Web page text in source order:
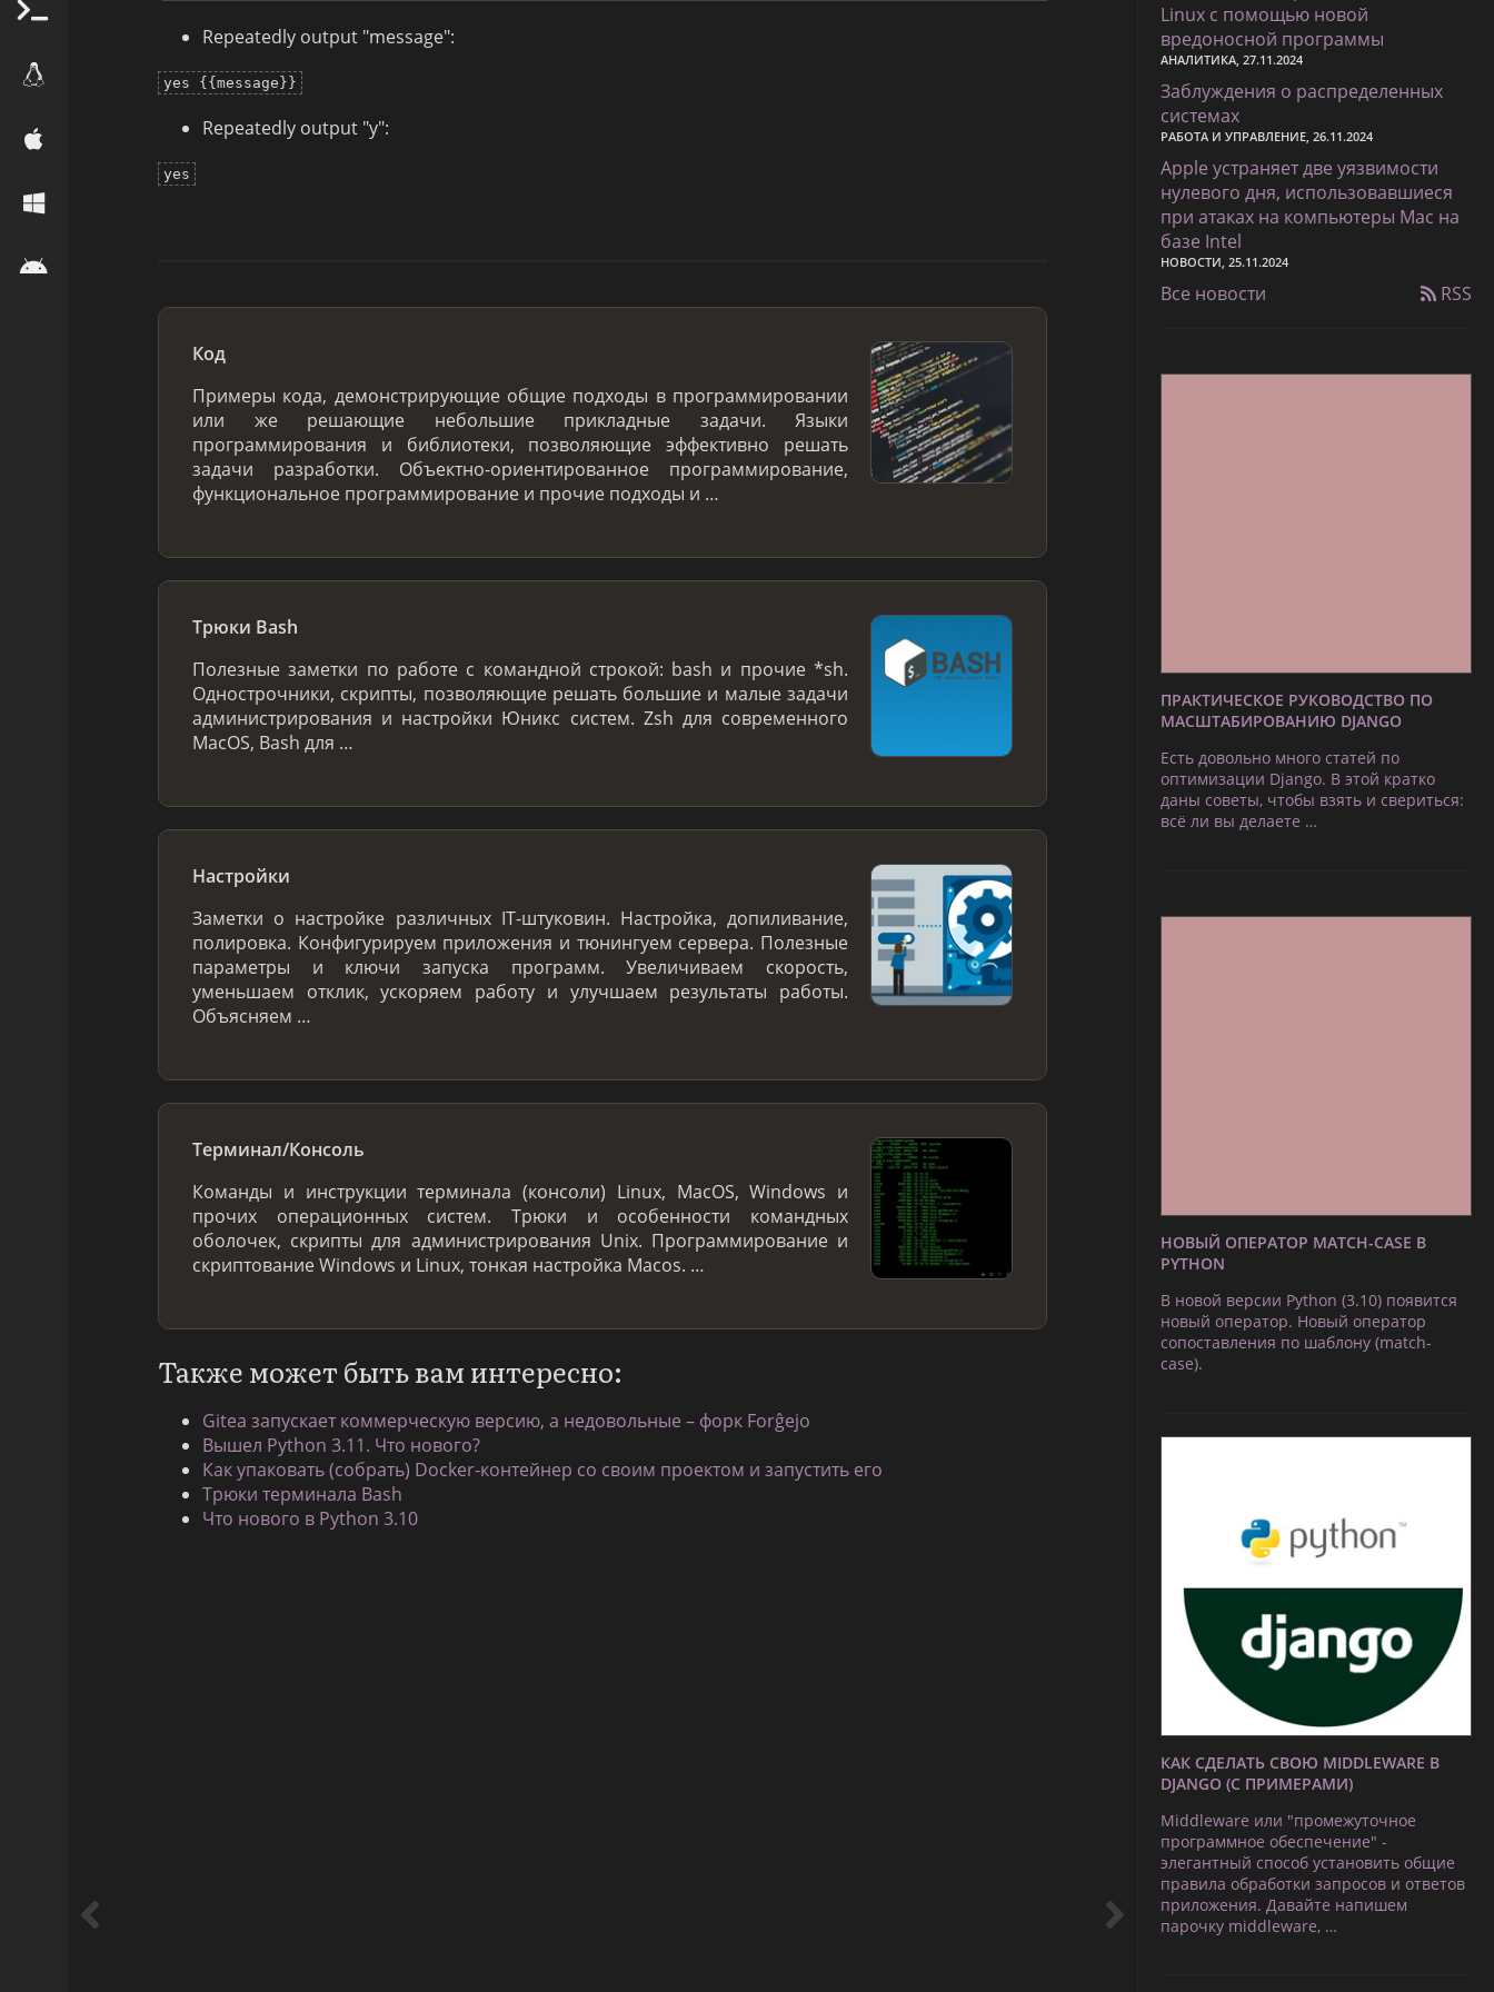
Repeatedly output "message":
yes {{message}}
Repeatedly output "y":
yes
Код
Примеры кода, демонстрирующие общие подходы в программировании
или же решающие небольшие прикладные задачи. Языки
программирования и библиотеки, позволяющие эффективно решать
задачи разработки. Объектно-ориентированное программирование,
функциональное программирование и прочие подходы и …
Трюки Bash
Полезные заметки по работе с командной строкой: bash и прочие *sh.
Однострочники, скрипты, позволяющие решать большие и малые задачи
администрирования и настройки Юникс систем. Zsh для современного
MacOS, Bash для …
Настройки
Заметки о настройке различных IT-штуковин. Настройка, допиливание,
полировка. Конфигурируем приложения и тюнингуем сервера. Полезные
параметры и ключи запуска программ. Увеличиваем скорость,
уменьшаем отклик, ускоряем работу и улучшаем результаты работы.
Объясняем …
Терминал/Консоль
Команды и инструкции терминала (консоли) Linux, MacOS, Windows и
прочих операционных систем. Трюки и особенности командных
оболочек, скрипты для администрирования Unix. Программирование и
скриптование Windows и Linux, тонкая настройка Macos. …
Также может быть вам интересно:
Gitea запускает коммерческую версию, а недовольные – форк Forĝejo
Вышел Python 3.11. Что нового?
Как упаковать (собрать) Docker-контейнер со своим проектом и запустить его
Трюки терминала Bash
Что нового в Python 3.10
Linux с помощью новой
вредоносной программы
АНАЛИТИКА, 27.11.2024
Заблуждения о распределенных
системах
РАБОТА И УПРАВЛЕНИЕ, 26.11.2024
Apple устраняет две уязвимости
нулевого дня, использовавшиеся
при атаках на компьютеры Mac на
базе Intel
НОВОСТИ, 25.11.2024
Все новости RSS
ПРАКТИЧЕСКОЕ РУКОВОДСТВО ПО
МАСШТАБИРОВАНИЮ DJANGO
Есть довольно много статей по
оптимизации Django. В этой кратко
даны советы, чтобы взять и свериться:
всё ли вы делаете …
НОВЫЙ ОПЕРАТОР MATCH-CASE В
PYTHON
В новой версии Python (3.10) появится
новый оператор. Новый оператор
сопоставления по шаблону (match-
case).
КАК СДЕЛАТЬ СВОЮ MIDDLEWARE В
DJANGO (С ПРИМЕРАМИ)
Middleware или "промежуточное
программное обеспечение" -
элегантный способ установить общие
правила обработки запросов и ответов
приложения. Давайте напишем
парочку middleware, …